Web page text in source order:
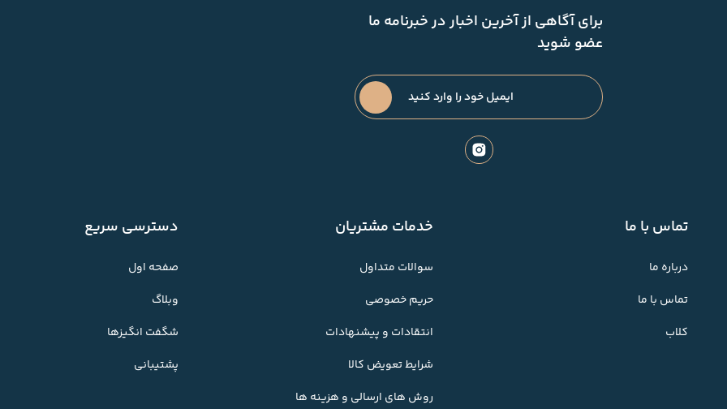
برای آگاهی از آخرین اخبار در خبرنامه ما
عضو شوید
تماس با ما
درباره ما
تماس با ما
کلاب
خدمات مشتریان
سوالات متداول
حریم خصوصی
انتقادات و پیشنهادات
شرایط تعویض کالا
روش های ارسالی و هزینه ها
دسترسی سریع
صفحه اول
وبلاگ
شگفت انگیزها
پشتیبانی